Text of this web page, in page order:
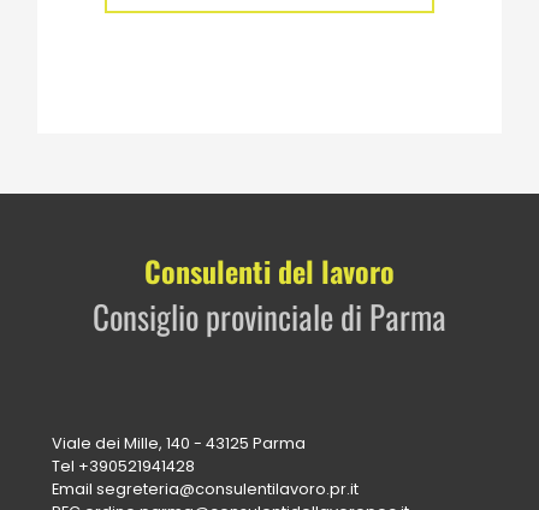
Consulenti del lavoro
Consiglio provinciale di Parma
Viale dei Mille, 140 - 43125 Parma
Tel +390521941428
Emailsegreteria@consulentilavoro.pr.it